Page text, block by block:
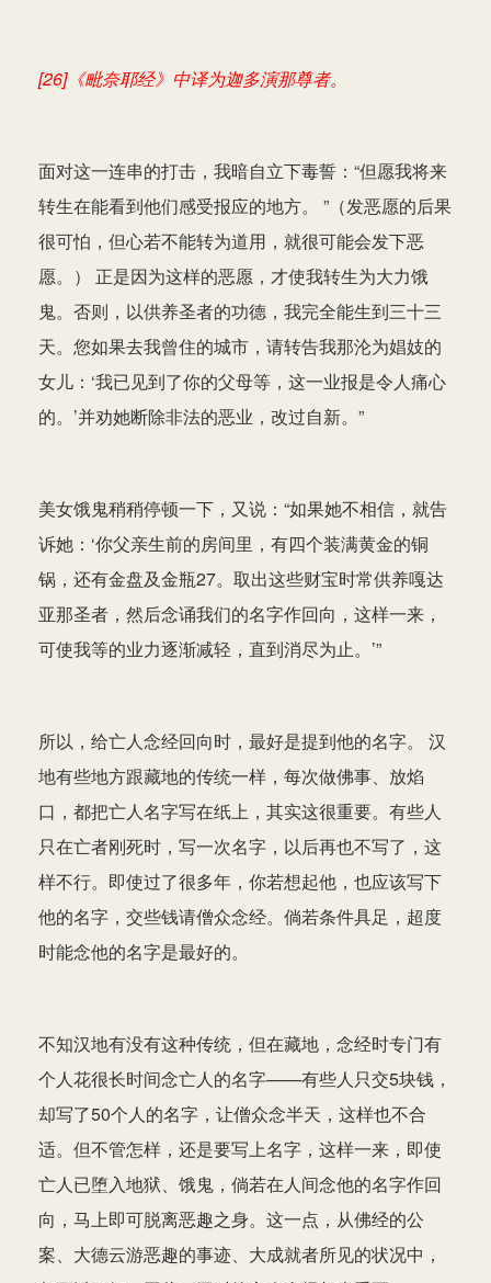
[26]《毗奈耶经》中译为迦多演那尊者。
面对这一连串的打击，我暗自立下毒誓：“但愿我将来
转生在能看到他们感受报应的地方。 ”（发恶愿的后果
很可怕，但心若不能转为道用，就很可能会发下恶
愿。） 正是因为这样的恶愿，才使我转生为大力饿
鬼。否则，以供养圣者的功德，我完全能生到三十三
天。您如果去我曾住的城市，请转告我那沦为娼妓的
女儿：‘我已见到了你的父母等，这一业报是令人痛心
的。’并劝她断除非法的恶业，改过自新。”
美女饿鬼稍稍停顿一下，又说：“如果她不相信，就告
诉她：‘你父亲生前的房间里，有四个装满黄金的铜
锅，还有金盘及金瓶27。取出这些财宝时常供养嘎达
亚那圣者，然后念诵我们的名字作回向，这样一来，
可使我等的业力逐渐减轻，直到消尽为止。’”
所以，给亡人念经回向时，最好是提到他的名字。 汉
地有些地方跟藏地的传统一样，每次做佛事、放焰
口，都把亡人名字写在纸上，其实这很重要。有些人
只在亡者刚死时，写一次名字，以后再也不写了，这
样不行。即使过了很多年，你若想起他，也应该写下
他的名字，交些钱请僧众念经。倘若条件具足，超度
时能念他的名字是最好的。
不知汉地有没有这种传统，但在藏地，念经时专门有
个人花很长时间念亡人的名字——有些人只交5块钱，
却写了50个人的名字，让僧众念半天，这样也不合
适。但不管怎样，还是要写上名字，这样一来，即使
亡人已堕入地狱、饿鬼，倘若在人间念他的名字作回
向，马上即可脱离恶趣之身。这一点，从佛经的公
案、大德云游恶趣的事迹、大成就者所见的状况中，